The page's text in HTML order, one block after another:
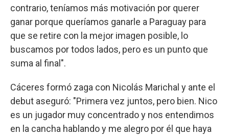
contrario, teníamos más motivación por querer
ganar porque queríamos ganarle a Paraguay para
que se retire con la mejor imagen posible, lo
buscamos por todos lados, pero es un punto que
suma al final".
Cáceres formó zaga con Nicolás Marichal y ante el
debut aseguró: "Primera vez juntos, pero bien. Nico
es un jugador muy concentrado y nos entendimos
en la cancha hablando y me alegro por él que haya